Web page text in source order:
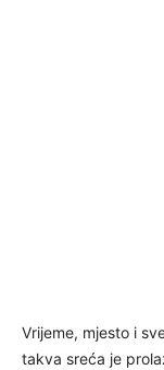
Vrijeme, mjesto i
takva sreća je